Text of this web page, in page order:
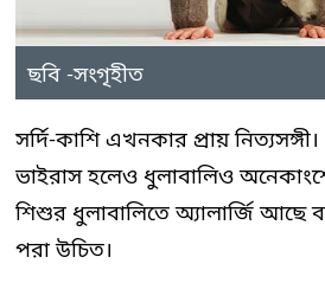
ছবি -সংগৃহীত
সর্দি-কাশি এখনকার প্রায়
ভাইরাস হলেও ধুলাবালিও
শিশুর ধুলাবালিতে অ্যালার্জি আছে
পরা উচিত।